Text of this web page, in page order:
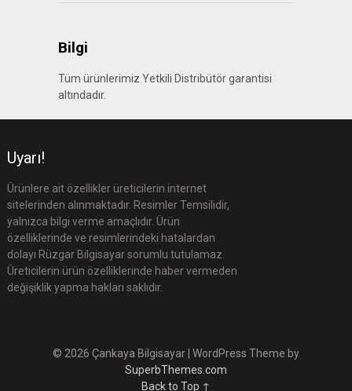
Bilgi
Tüm ürünlerimiz Yetkili Distribütör garantisi
altındadır.
Uyarı!
Ürünlere ait özellikler üreticilerin internet
sitelerinden alınmaktadır. Resimler Temsilidir,
yalnızca bilgi verme amaçlıdır. Ürün
özelliklerinde ve resimlerindeki hatalardan
dolayı Rüzgar Bilgisayar sorumlu tutulamaz.
Üreticilerin ürün özelliklerinde haber vermeden
değişiklik yapma hakları saklıdır.
© 2026 Çankaya Bilgisayar | WordPress Theme by
SuperbThemes.com
Back to Top ↑